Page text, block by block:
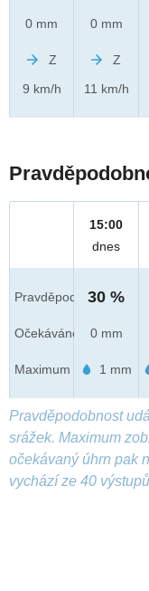
0 mm
Z
9 km/h
0 mm
Z
11 km/h
Pravděpod.
Očekáváno
Maximum
15:00
dnes
30 %
0 mm
1 mm
Pravděpodobnost
srážek. Maximum
očekávaný úhrn pak
vychází ze 40